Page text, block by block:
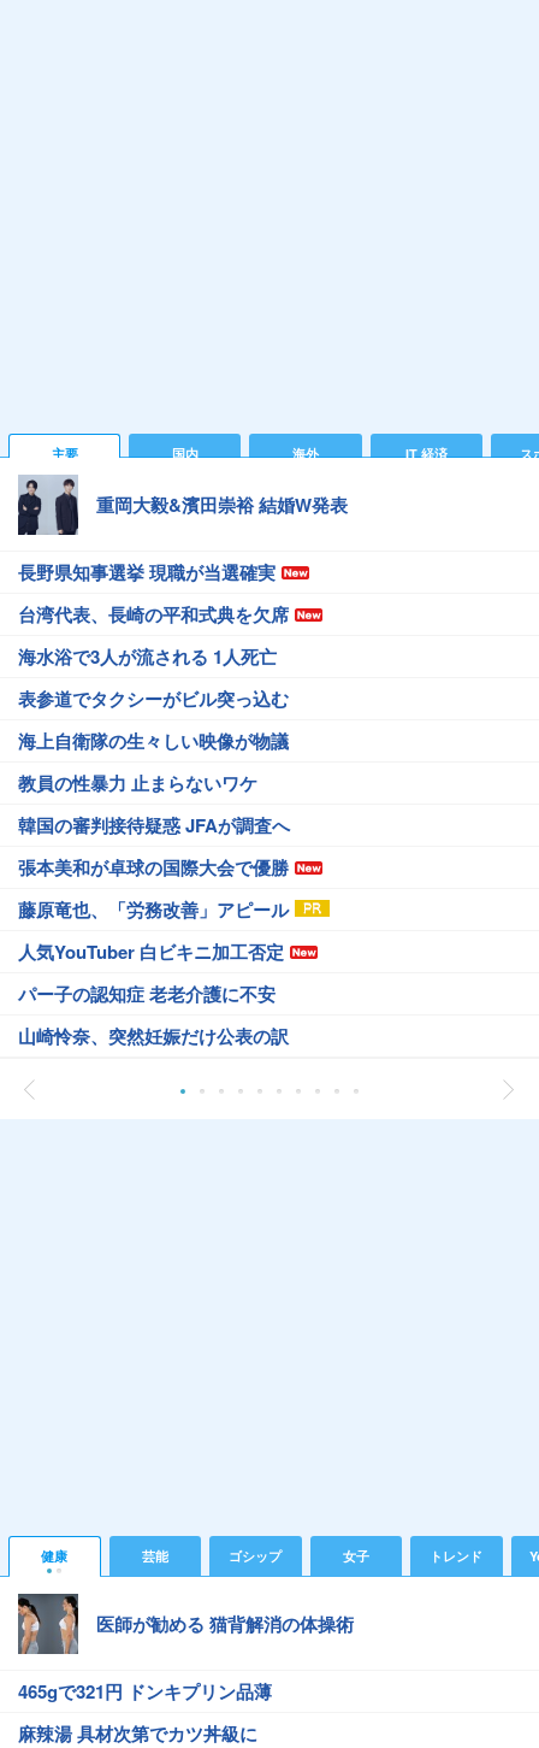
主要 国内 海外 IT 経済 ス
重岡大毅&濱田崇裕 結婚W発表
長野県知事選挙 現職が当選確実
台湾代表、長崎の平和式典を欠席
海水浴で3人が流される 1人死亡
表参道でタクシーがビル突っ込む
海上自衛隊の生々しい映像が物議
教員の性暴力 止まらないワケ
韓国の審判接待疑惑 JFAが調査へ
張本美和が卓球の国際大会で優勝
藤原竜也、「労務改善」アピール
人気YouTuber 白ビキニ加工否定
パー子の認知症 老老介護に不安
山崎怜奈、突然妊娠だけ公表の訳
健康 芸能 ゴシップ 女子 トレンド
医師が勧める 猫背解消の体操術
465gで321円 ドンキプリン品薄
麻辣湯 具材次第でカツ丼級に